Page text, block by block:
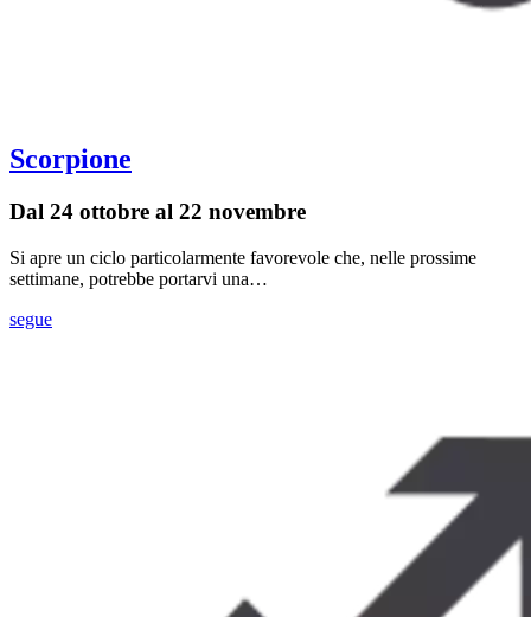
Scorpione
Dal 24 ottobre al 22 novembre
Si apre un ciclo particolarmente favorevole che, nelle prossime
settimane, potrebbe portarvi una…
segue